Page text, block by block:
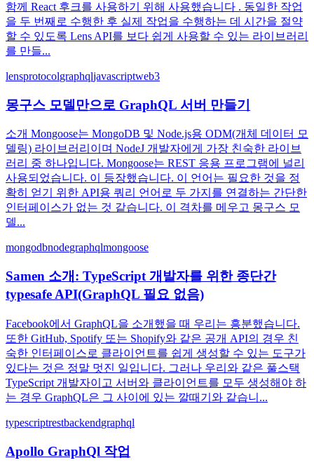
함께 React 후크를 사용하기 위해 사용했습니다 . 동일한 작업
을 두 번째로 수행한 후 실제 작업을 수행하는 데 시간을 절약
할 수 있도록 Lens API를 보다 쉽게 사용할 수 있는 라이브러리
를 만들...
lensprotocolgraphqljavascriptweb3
몽구스 모델만으로 GraphQL 서버 만들기
소개 Mongoose는 MongoDB 및 Node.js용 ODM(개체 데이터 모
델링) 라이브러리이며 NodeJ 개발자에게 가장 친숙한 라이브
러리 중 하나입니다. Mongoose는 REST 응용 프로그램에 널리
사용되었습니다. 이 등장했습니다. 이 언어는 필요한 것을 정
확히 얻기 위한 API용 쿼리 언어로 두 가지를 연결하는 간단한
인터페이스가 없는 것 같습니다. 이 격차를 메우고 몽구스 모
델...
mongodbnodegraphqlmongoose
Samen 소개: TypeScript 개발자를 위한 종단간
typesafe API(GraphQL 필요 없음)
Facebook에서 GraphQL을 소개했을 때 우리는 흥분했습니다.
또한 GitHub, Spotify 또는 Shopify와 같은 공개 API의 경우 친
숙한 인터페이스로 클라이언트를 쉽게 생성할 수 있는 도구가
있다는 것은 정말 멋진 일입니다. 그러나 우리와 같은 풀스택
TypeScript 개발자이고 서버와 클라이언트를 모두 생성해야 하
는 경우 GraphQL은 그 사이에 있는 깔때기와 같습니...
typescriptrestbackendgraphql
Apollo GraphQl 작업